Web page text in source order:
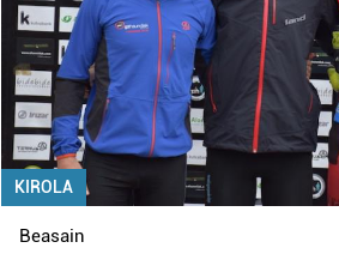
KIROLA
Beasain